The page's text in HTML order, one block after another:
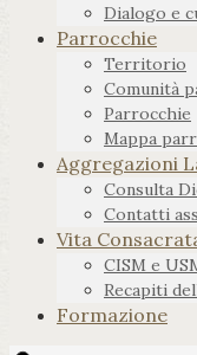
Dialogo e
Parrocchie
Territorio
Comunità
Parrocchie
Mappa
Aggregazioni
Consulta
Contatti
Vita
CISM e
Recapiti
Formazione